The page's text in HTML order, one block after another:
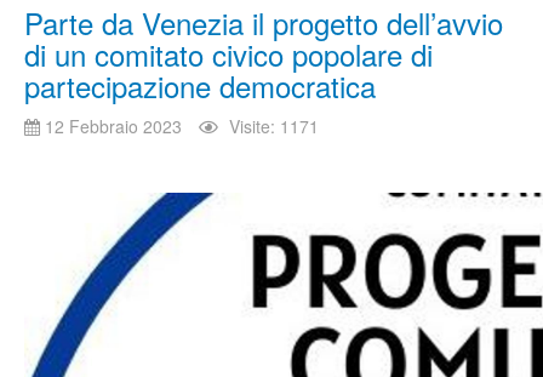
Parte da Venezia il progetto dell’avvio
di un comitato civico popolare di
partecipazione democratica
12 Febbraio 2023 Visite: 1171